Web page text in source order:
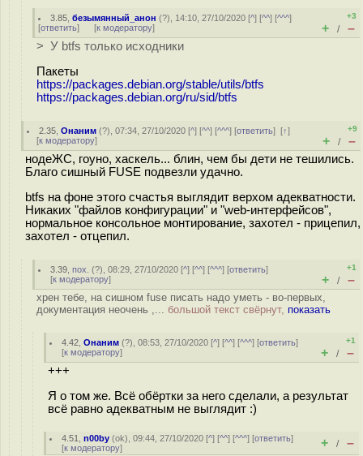
3.85 ,безымянный_анон (?), 14:10, 27/10/2020 [^] [^^] [^^^]
[ответить] [к модератору]
+3
+ / –
> У btfs только исходники
Пакеты
https://packages.debian.org/stable/utils/btfs
https://packages.debian.org/ru/sid/btfs
2.35 ,Онаним (?), 07:34, 27/10/2020 [^] [^^] [^^^] [ответить][↑]
[к модератору]
+9
+ / –
нодеЖС, гоуно, хаскель... блин, чем бы дети не тешились.
Благо сишный FUSE подвезли удачно.
btfs на фоне этого счастья выглядит верхом адекватности.
Никаких "файлов конфигурации" и "web-интерфейсов",
нормальное консольное монтирование, захотел - прицепил,
захотел - отцепил.
3.39 ,пох. (?), 08:29, 27/10/2020 [^] [^^] [^^^] [ответить]
[к модератору]
+1
+ / –
хрен тебе, на сишном fuse писать надо уметь - во-первых,
документация неочень ,... большой текст свёрнут, показать
4.42 ,Онаним (?), 08:53, 27/10/2020 [^] [^^] [^^^] [ответить]
[к модератору]
+1
+ / –
+++
Я о том же. Всё обёртки за него сделали, а результат
всё равно адекватным не выглядит :)
4.51 ,n00by (ok), 09:44, 27/10/2020 [^] [^^] [^^^] [ответить]
[к модератору] + / –